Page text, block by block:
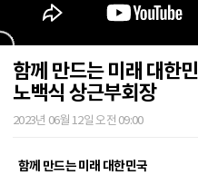
함께 만드는 미래 대한
노백식 상근부회장
2023년 06월 12일 오전 09:00
함께 만드는 미래 대한민국